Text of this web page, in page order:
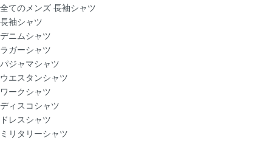
全てのメンズ 長袖シャツ
長袖シャツ
デニムシャツ
ラガーシャツ
パジャマシャツ
ウエスタンシャツ
ワークシャツ
ディスコシャツ
ドレスシャツ
ミリタリーシャツ